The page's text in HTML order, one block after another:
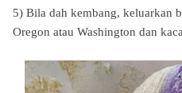
5) Bila dah kembang, keluarkan
Oregon atau Washington dan